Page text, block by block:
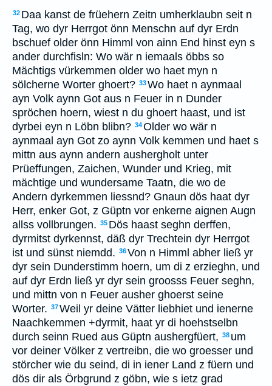
32 Daa kanst de früehern Zeitn umherklaubn seit n
Tag, wo dyr Herrgot önn Menschn auf dyr Erdn
bschuef older önn Himml von ainn End hinst eyn s
ander durchfisln: Wo wär n iemaals öbbs so
Mächtigs vürkemmen older wo haet myn n
sölcherne Worter ghoert? 33Wo haet n aynmaal
ayn Volk aynn Got aus n Feuer in n Dunder
spröchen hoern, wiest n du ghoert haast, und ist
dyrbei eyn n Löbn blibn? 34Older wo wär n
aynmaal ayn Got zo aynn Volk kemmen und haet s
mittn aus aynn andern aushergholt unter
Prüeffungen, Zaichen, Wunder und Krieg, mit
mächtige und wundersame Taatn, die wo de
Andern dyrkemmen liessnd? Gnaun dös haat dyr
Herr, enker Got, z Güptn vor enkerne aignen Augn
allss vollbrungen. 35 Dös haast seghn derffen,
dyrmitst dyrkennst, däß dyr Trechtein dyr Herrgot
ist und sünst niemdd. 36Von n Himml abher ließ yr
dyr sein Dunderstimm hoern, um di z erzieghn, und
auf dyr Erdn ließ yr dyr sein groosss Feuer seghn,
und mittn von n Feuer ausher ghoerst seine
Worter. 37Weil yr deine Vätter liebhiet und ienerne
Naachkemmen +dyrmit, haat yr di hoehstselbn
durch seinn Rued aus Güptn aushergfüert, 38 um
vor deiner Völker z vertreibn, die wo groesser und
störcher wie du seind, di in iener Land z füern und
dös dir als Örbgrund z göbn, wie s ietz grad